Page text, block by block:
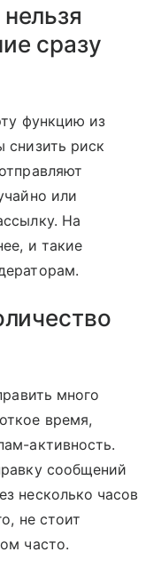
сразу
функцию из
снизить риск
или
На
и такие
много
время,
активность.
сообщений
несколько часов
не стоит
часто.